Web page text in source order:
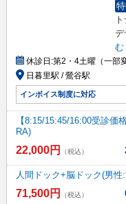
デ
休診日:第2・4土曜（一部
日暮里駅 / 鶯谷駅
インボイス制度に対応
【8:15/15:45/16:00受診
RA)
22,000円 （税込）
人間ドック+脳ドック(男
71,500円 （税込）